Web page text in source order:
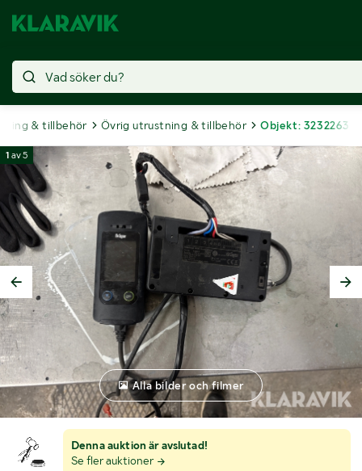
& tillbehör Övrig utrustning & tillbehör Objekt: 3232263
Denna auktion är avslutad!
Se fler auktioner
1 av5
Alla bilder och filmer